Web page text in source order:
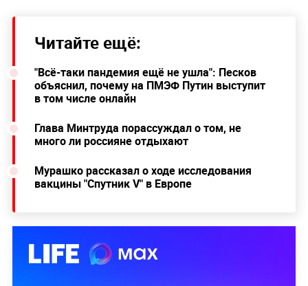
Читайте ещё:
"Всё-таки пандемия ещё не ушла": Песков
объяснил, почему на ПМЭФ Путин выступит
в том числе онлайн
Глава Минтруда порассуждал о том, не
много ли россияне отдыхают
Мурашко рассказал о ходе исследования
вакцины "Спутник V" в Европе